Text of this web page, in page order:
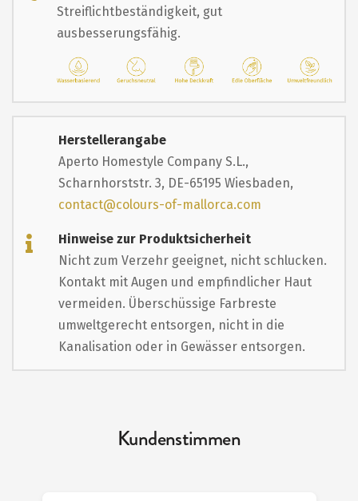
Streiflichtbeständigkeit, gut
ausbesserungsfähig.
Herstellerangabe
Aperto Homestyle Company S.L.,
Scharnhorststr. 3, DE-65195 Wiesbaden,
contact@colours-of-mallorca.com
Hinweise zur Produktsicherheit
Nicht zum Verzehr geeignet, nicht schlucken.
Kontakt mit Augen und empfindlicher Haut
vermeiden. Überschüssige Farbreste
umweltgerecht entsorgen, nicht in die
Kanalisation oder in Gewässer entsorgen.
Kundenstimmen